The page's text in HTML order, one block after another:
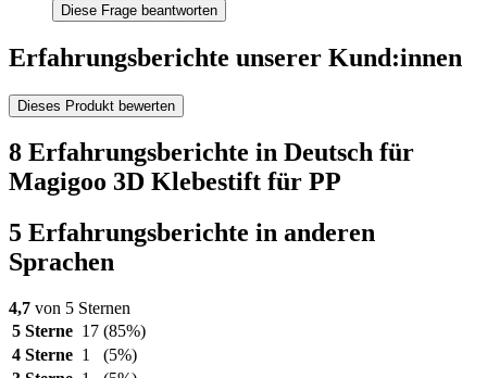
Diese Frage beantworten
Erfahrungsberichte unserer Kund:innen
Dieses Produkt bewerten
8 Erfahrungsberichte in Deutsch für
Magigoo 3D Klebestift für PP
5 Erfahrungsberichte in anderen
Sprachen
4,7 von 5 Sternen
5 Sterne 17 (85%)
4 Sterne 1
(5%)